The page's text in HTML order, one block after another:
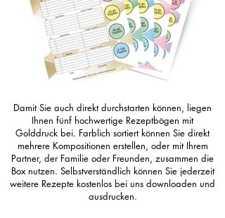
Damit Sie auch direkt durchstarten können, liegen
Ihnen fünf hochwertige Rezeptbögen mit
Golddruck bei. Farblich sortiert können Sie direkt
mehrere Kompositionen erstellen, oder mit Ihrem
Partner, der Familie oder Freunden, zusammen die
Box nutzen. Selbstverständlich können Sie jederzeit
weitere Rezepte kostenlos bei uns downloaden und
ausdrucken.